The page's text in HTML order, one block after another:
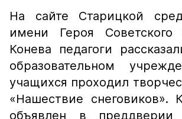
На сайте Старицкой
имени Героя
Конева педагоги
образовательном
учащихся проходил
«Нашествие снеговиков».
объявлен в преддверии